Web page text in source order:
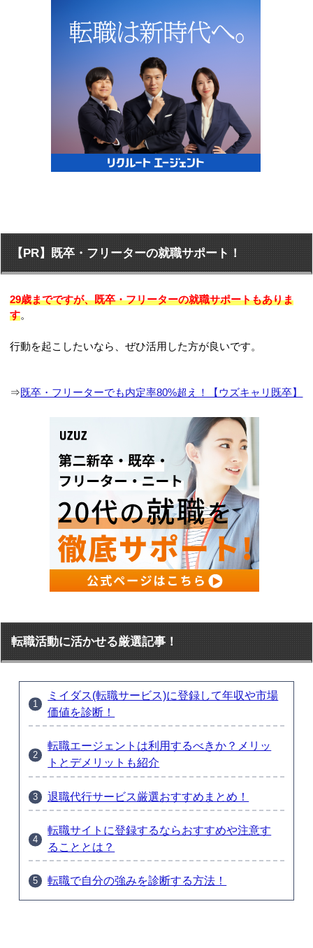
【PR】既卒・フリーターの就職サポート！
29歳までですが、既卒・フリーターの就職サポートもありま
す。
行動を起こしたいなら、ぜひ活用した方が良いです。
⇒既卒・フリーターでも内定率80%超え！【ウズキャリ既卒】
転職活動に活かせる厳選記事！
ミイダス(転職サービス)に登録して年収や市場
価値を診断！
転職エージェントは利用するべきか？メリッ
トとデメリットも紹介
退職代行サービス厳選おすすめまとめ！
転職サイトに登録するならおすすめや注意す
ることとは？
転職で自分の強みを診断する方法！